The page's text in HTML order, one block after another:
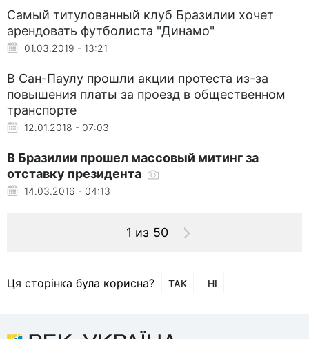
Самый титулованный клуб Бразилии хочет
арендовать футболиста "Динамо"
01.03.2019 - 13:21
В Сан-Паулу прошли акции протеста из-за
повышения платы за проезд в общественном
транспорте
12.01.2018 - 07:03
В Бразилии прошел массовый митинг за
отставку президента
14.03.2016 - 04:13
1 из 50
Ця сторінка була корисна? ТАК НІ